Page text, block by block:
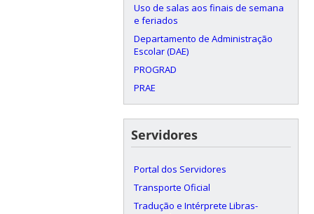
Uso de salas aos finais de semana
e feriados
Departamento de Administração
Escolar (DAE)
PROGRAD
PRAE
Servidores
Portal dos Servidores
Transporte Oficial
Tradução e Intérprete Libras-